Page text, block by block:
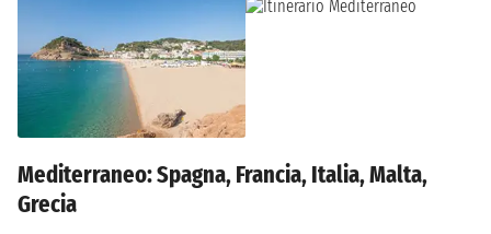
Mediterraneo: Spagna, Francia, Italia, Malta,
Grecia